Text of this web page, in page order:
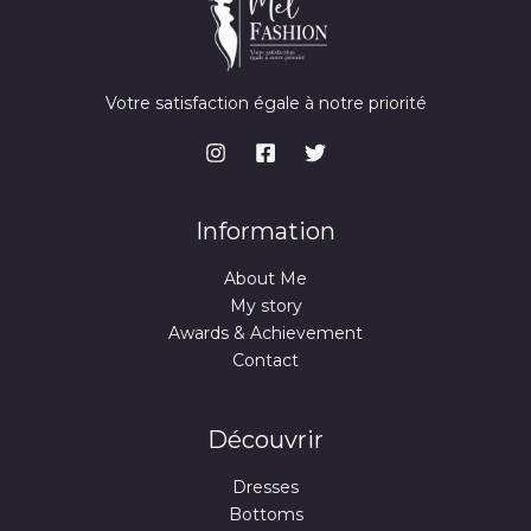
Votre satisfaction égale à notre priorité
Information
About Me
My story
Awards & Achievement
Contact
Découvrir
Dresses
Bottoms